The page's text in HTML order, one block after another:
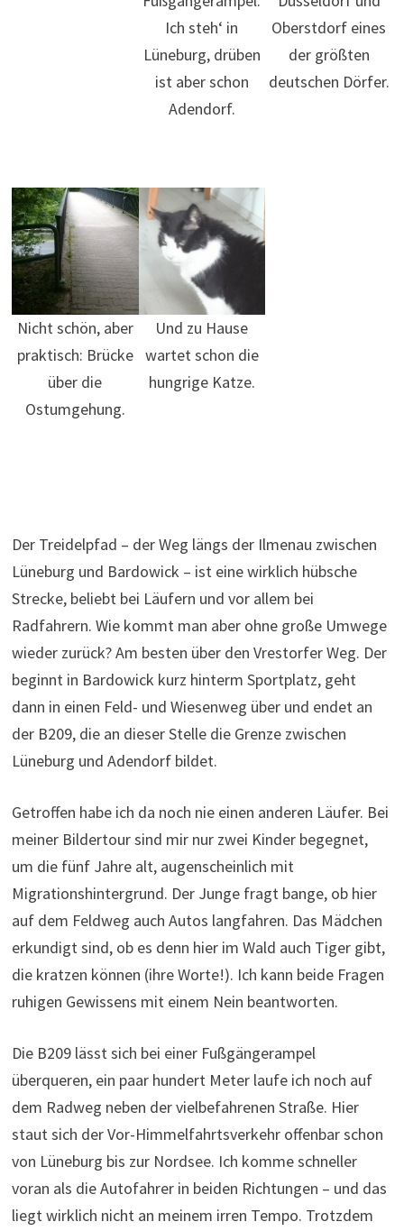
Ich steh‘ in
Lüneburg, drüben
ist aber schon
Adendorf.
Oberstdorf eines
der größten
deutschen Dörfer.
Nicht schön, aber
praktisch: Brücke
über die
Ostumgehung.
Und zu Hause
wartet schon die
hungrige Katze.
Der Treidelpfad – der Weg längs der Ilmenau zwischen
Lüneburg und Bardowick – ist eine wirklich hübsche
Strecke, beliebt bei Läufern und vor allem bei
Radfahrern. Wie kommt man aber ohne große Umwege
wieder zurück? Am besten über den Vrestorfer Weg. Der
beginnt in Bardowick kurz hinterm Sportplatz, geht
dann in einen Feld- und Wiesenweg über und endet an
der B209, die an dieser Stelle die Grenze zwischen
Lüneburg und Adendorf bildet.
Getroffen habe ich da noch nie einen anderen Läufer. Bei
meiner Bildertour sind mir nur zwei Kinder begegnet,
um die fünf Jahre alt, augenscheinlich mit
Migrationshintergrund. Der Junge fragt bange, ob hier
auf dem Feldweg auch Autos langfahren. Das Mädchen
erkundigt sind, ob es denn hier im Wald auch Tiger gibt,
die kratzen können (ihre Worte!). Ich kann beide Fragen
ruhigen Gewissens mit einem Nein beantworten.
Die B209 lässt sich bei einer Fußgängerampel
überqueren, ein paar hundert Meter laufe ich noch auf
dem Radweg neben der vielbefahrenen Straße. Hier
staut sich der Vor-Himmelfahrtsverkehr offenbar schon
von Lüneburg bis zur Nordsee. Ich komme schneller
voran als die Autofahrer in beiden Richtungen – und das
liegt wirklich nicht an meinem irren Tempo. Trotzdem